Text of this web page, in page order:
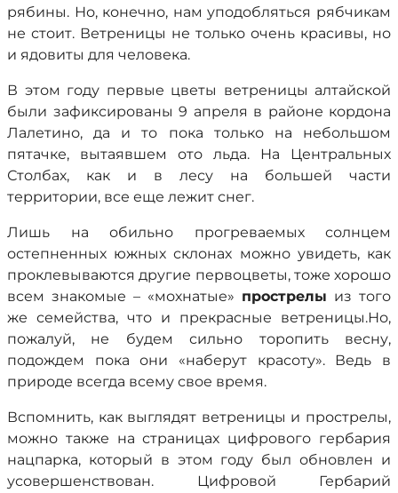
рябины. Но, конечно, нам уподобляться рябчикам
не стоит. Ветреницы не только очень красивы, но
и ядовиты для человека.
В этом году первые цветы ветреницы алтайской
были зафиксированы 9 апреля в районе кордона
Лалетино, да и то пока только на небольшом
пятачке, вытаявшем ото льда. На Центральных
Столбах, как и в лесу на большей части
территории, все еще лежит снег.
Лишь на обильно прогреваемых солнцем
остепненных южных склонах можно увидеть, как
проклевываются другие первоцветы, тоже хорошо
всем знакомые – «мохнатые» прострелы из того
же семейства, что и прекрасные ветреницы.Но,
пожалуй, не будем сильно торопить весну,
подождем пока они «наберут красоту». Ведь в
природе всегда всему свое время.
Вспомнить, как выглядят ветреницы и прострелы,
можно также на страницах цифрового гербария
нацпарка, который в этом году был обновлен и
усовершенствован. Цифровой Гербарий